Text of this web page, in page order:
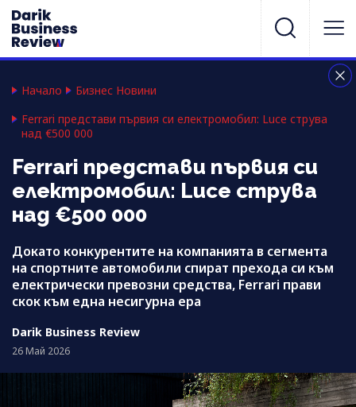
Начало
Бизнес Новини
Ferrari представи първия си електромобил: Luce струва
над €500 000
Ferrari представи първия си
електромобил: Luce струва
над €500 000
Докато конкурентите на компанията в сегмента
на спортните автомобили спират прехода си към
електрически превозни средства, Ferrari прави
скок към една несигурна ера
Darik Business Review
26 Май 2026